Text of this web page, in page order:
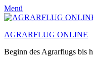
Menü
AGRARFLUG ONLINE
Beginn des Agrarflugs bis